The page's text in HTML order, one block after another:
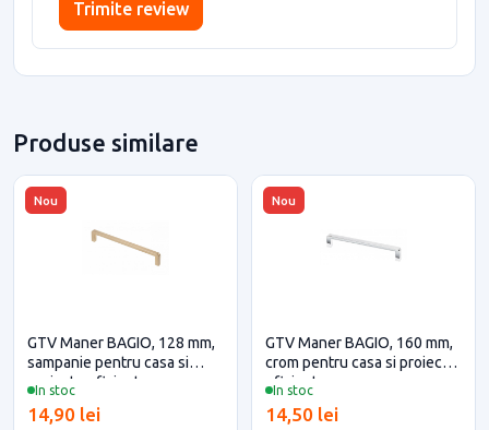
Trimite review
Produse similare
Nou
In stoc
GTV Maner BAGIO, 128 mm,
sampanie pentru casa si
proiecte eficiente
14,90 lei
Nou
In stoc
GTV Maner BAGIO, 160 mm,
crom pentru casa si proiecte
eficiente
14,50 lei